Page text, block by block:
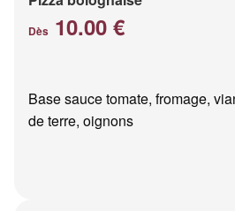
Dès 10.00 €
Base sauce tomate, fromage,
de terre, oignons